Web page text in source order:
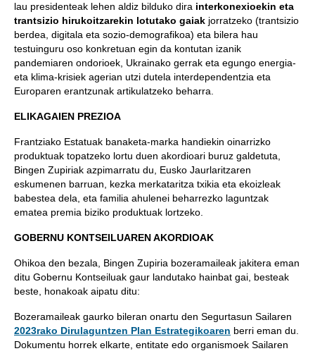
lau presidenteak lehen aldiz bilduko dira interkonexioekin eta
trantsizio hirukoitzarekin lotutako gaiak jorratzeko (trantsizio
berdea, digitala eta sozio-demografikoa) eta bilera hau
testuinguru oso konkretuan egin da kontutan izanik
pandemiaren ondorioek, Ukrainako gerrak eta egungo energia-
eta klima-krisiek agerian utzi dutela interdependentzia eta
Europaren erantzunak artikulatzeko beharra.
ELIKAGAIEN PREZIOA
Frantziako Estatuak banaketa-marka handiekin oinarrizko
produktuak topatzeko lortu duen akordioari buruz galdetuta,
Bingen Zupiriak azpimarratu du, Eusko Jaurlaritzaren
eskumenen barruan, kezka merkataritza txikia eta ekoizleak
babestea dela, eta familia ahulenei beharrezko laguntzak
ematea premia biziko produktuak lortzeko.
GOBERNU KONTSEILUAREN AKORDIOAK
Ohikoa den bezala, Bingen Zupiria bozeramaileak jakitera eman
ditu Gobernu Kontseiluak gaur landutako hainbat gai, besteak
beste, honakoak aipatu ditu:
Bozeramaileak gaurko bileran onartu den Segurtasun Sailaren
2023rako Dirulaguntzen Plan Estrategikoaren berri eman du.
Dokumentu horrek elkarte, entitate edo organismoek Sailaren